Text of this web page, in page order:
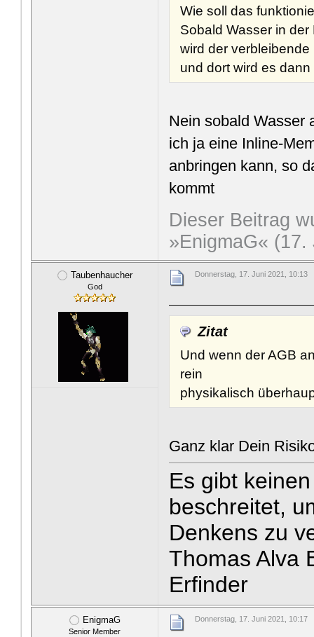
Wie soll das
Sobald Wasser in
wird der
und dort wird es
Nein sobald Wasser
ich ja eine Inline-
anbringen kann, so
kommt
Dieser Beitrag
»EnigmaG«
Taubenhaucher
God
Donnerstag, 17. Juni 2021, 10:13
Zitat
Und wenn der AGB
rein
physikalisch
Ganz klar Dein
Es gibt
beschreitet,
Denkens zu
Thomas Alva
Erfinder
EnigmaG
Senior Member
Donnerstag, 17. Juni 2021, 10:17